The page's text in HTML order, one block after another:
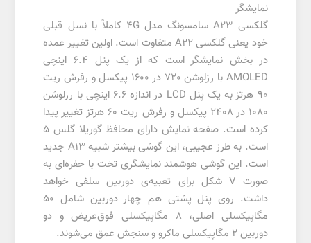
نمایشگر
گلکسی A23 سامسونگ مدل 4G کاملاً با نسل قبلی
خود یعنی گلکسی A22 متفاوت است. اولین تغییر عمده
در بخش نمایشگر است که از یک پنل 6.4 اینچی
AMOLED با رزلوشن 720 در 1600 پیکسل و رفرش ریت
90 هرتز به یک پنل LCD در اندازه 6.6 اینچی با رزلوشن
1080 در 2408 پیکسل و رفرش ریت 60 هرتز تغییر پیدا
کرده است. صفحه نمایش دارای محافظ گوریلا گلس 5
است. به طرز عجیبی، این گوشی بیشتر شبیه A13 جدید
است. این گوشی هوشمند نمایشگری تخت با حفره‌ای به
صورت V شکل برای تعبیه‌ی دوربین سلفی خواهد
داشت. روی پنل پشتی هم چهار دوربین شامل ۵۰
مگاپیکسلی اصلی، ۸ مگاپیکسلی فوق‌عریض و دو
دوربین ۲ مگاپیکسلی ماکرو و سنجش عمق می‌شوند.